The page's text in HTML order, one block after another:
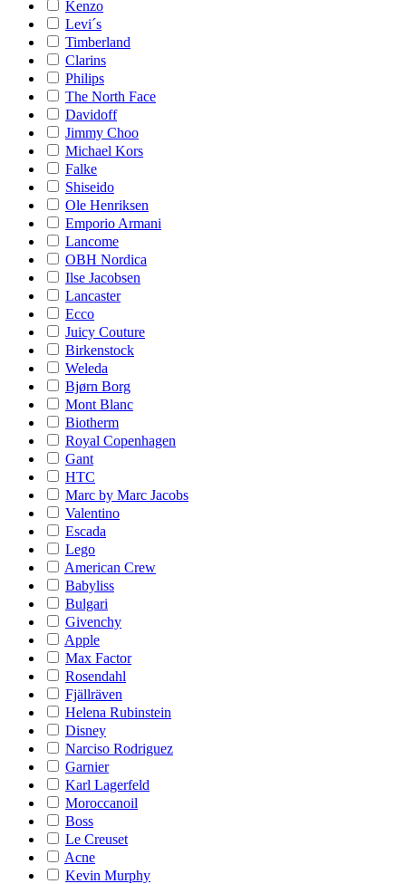
Kenzo
Levi´s
Timberland
Clarins
Philips
The North Face
Davidoff
Jimmy Choo
Michael Kors
Falke
Shiseido
Ole Henriksen
Emporio Armani
Lancome
OBH Nordica
Ilse Jacobsen
Lancaster
Ecco
Juicy Couture
Birkenstock
Weleda
Bjørn Borg
Mont Blanc
Biotherm
Royal Copenhagen
Gant
HTC
Marc by Marc Jacobs
Valentino
Escada
Lego
American Crew
Babyliss
Bulgari
Givenchy
Apple
Max Factor
Rosendahl
Fjällräven
Helena Rubinstein
Disney
Narciso Rodriguez
Garnier
Karl Lagerfeld
Moroccanoil
Boss
Le Creuset
Acne
Kevin Murphy